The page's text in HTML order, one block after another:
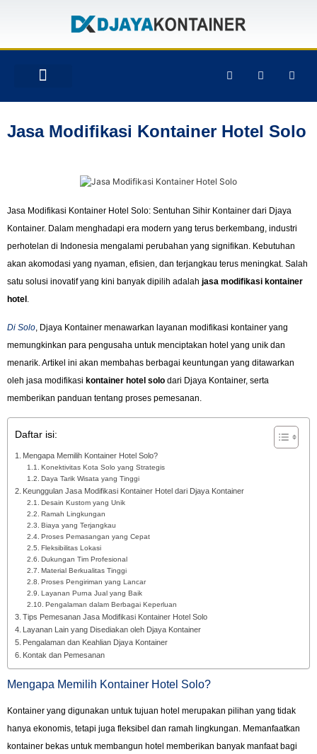
Jasa Modifikasi Kontainer Hotel Solo
Jasa Modifikasi Kontainer Hotel Solo: Sentuhan Sihir Kontainer dari Djaya
Kontainer. Dalam menghadapi era modern yang terus berkembang, industri
perhotelan di Indonesia mengalami perubahan yang signifikan. Kebutuhan
akan akomodasi yang nyaman, efisien, dan terjangkau terus meningkat. Salah
satu solusi inovatif yang kini banyak dipilih adalah jasa modifikasi kontainer
hotel .
Di Solo , Djaya Kontainer menawarkan layanan modifikasi kontainer yang
memungkinkan para pengusaha untuk menciptakan hotel yang unik dan
menarik. Artikel ini akan membahas berbagai keuntungan yang ditawarkan
oleh jasa modifikasi kontainer hotel solo dari Djaya Kontainer, serta
memberikan panduan tentang proses pemesanan.
Daftar isi:
Mengapa Memilih Kontainer Hotel Solo?
Konektivitas Kota Solo yang Strategis
Daya Tarik Wisata yang Tinggi
Keunggulan Jasa Modifikasi Kontainer Hotel dari Djaya Kontainer
Desain Kustom yang Unik
Ramah Lingkungan
Biaya yang Terjangkau
Proses Pemasangan yang Cepat
Fleksibilitas Lokasi
Dukungan Tim Profesional
Material Berkualitas Tinggi
Proses Pengiriman yang Lancar
Layanan Purna Jual yang Baik
Pengalaman dalam Berbagai Keperluan
Tips Pemesanan Jasa Modifikasi Kontainer Hotel Solo
Layanan Lain yang Disediakan oleh Djaya Kontainer
Pengalaman dan Keahlian Djaya Kontainer
Kontak dan Pemesanan
Mengapa Memilih Kontainer Hotel Solo?
Kontainer yang digunakan untuk tujuan hotel merupakan pilihan yang tidak
hanya ekonomis, tetapi juga fleksibel dan ramah lingkungan. Memanfaatkan
kontainer bekas untuk membangun hotel memberikan banyak manfaat bagi